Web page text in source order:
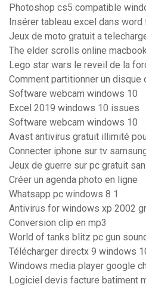
Photoshop cs5 compatible
Insérer tableau excel dans
Jeux de moto gratuit a
The elder scrolls online
Lego star wars le reveil de la
Comment partitionner un
Software webcam windows 10
Excel 2019 windows 10 issues
Software webcam windows 10
Avast antivirus gratuit illimité
Connecter iphone sur tv
Jeux de guerre sur pc gratuit
Créer un agenda photo en ligne
Whatsapp pc windows 8 1
Antivirus for windows xp 2002
Conversion clip en mp3
World of tanks blitz pc gun
Télécharger directx 9 windows
Windows media player google
Logiciel devis facture batiment